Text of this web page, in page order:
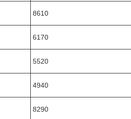
8610
6170
5520
4940
8290